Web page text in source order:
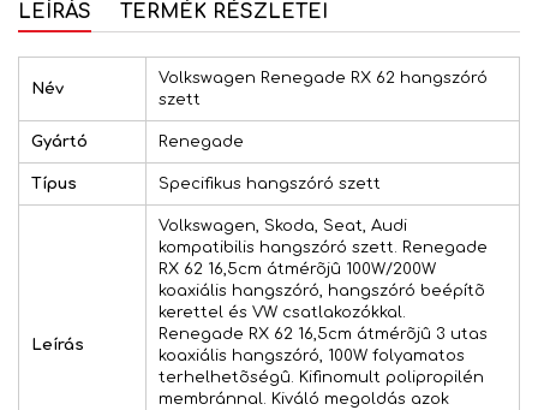
LEÍRÁS TERMÉK RÉSZLETEI
Név
Volkswagen Renegade RX 62 hangszóró
szett
Gyártó Renegade
Típus Specifikus hangszóró szett
Leírás
Volkswagen, Skoda, Seat, Audi
kompatibilis hangszóró szett. Renegade
RX 62 16,5cm átmérõjû 100W/200W
koaxiális hangszóró, hangszóró beépítõ
kerettel és VW csatlakozókkal.
Renegade RX 62 16,5cm átmérõjû 3 utas
koaxiális hangszóró, 100W folyamatos
terhelhetõségû. Kifinomult polipropilén
membránnal. Kiváló megoldás azok